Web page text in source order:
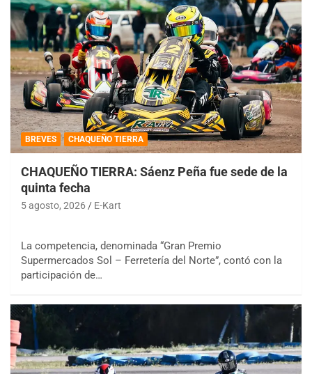
BREVES CHAQUEÑO TIERRA
CHAQUEÑO TIERRA: Sáenz Peña fue sede de la
quinta fecha
5 agosto, 2026 E-Kart
La competencia, denominada “Gran Premio
Supermercados Sol – Ferretería del Norte”, contó con la
participación de…